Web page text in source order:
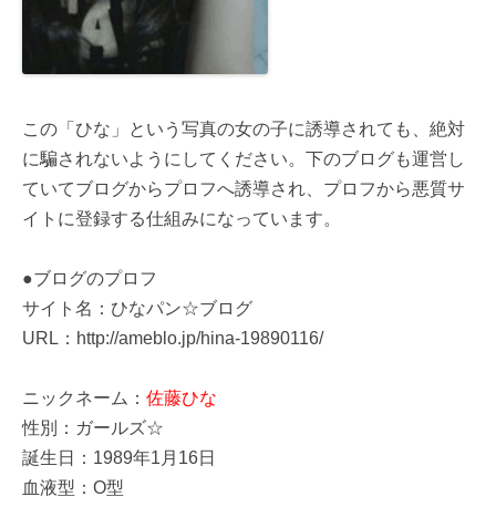
この「ひな」という写真の女の子に誘導されても、絶対
に騙されないようにしてください。下のブログも運営し
ていてブログからプロフへ誘導され、プロフから悪質サ
イトに登録する仕組みになっています。
●ブログのプロフ
サイト名：ひなパン☆ブログ
URL：http://ameblo.jp/hina-19890116/
ニックネーム： 佐藤ひな
性別：ガールズ☆
誕生日：1989年1月16日
血液型：O型